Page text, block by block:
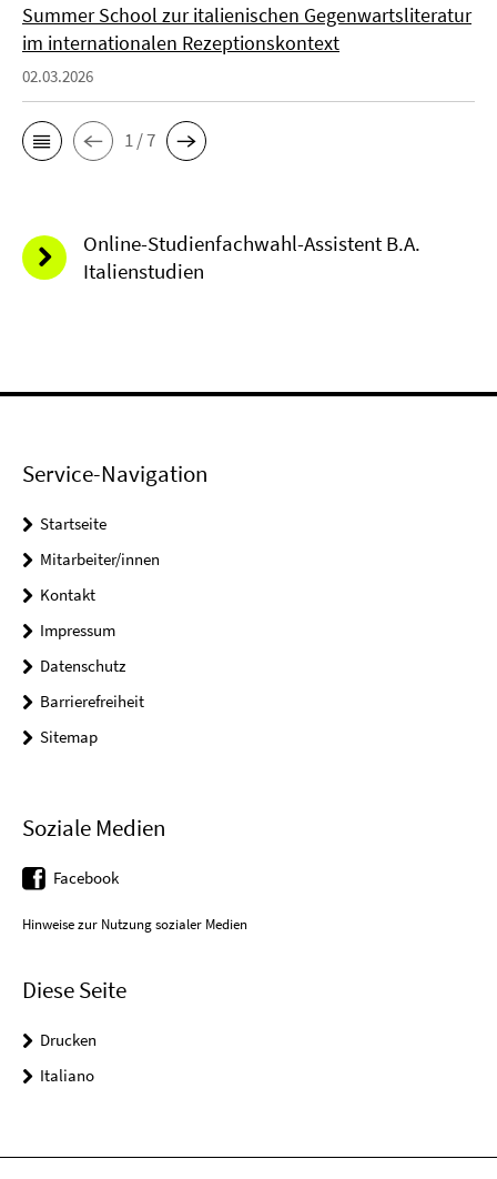
Summer School zur italienischen Gegenwartsliteratur
im internationalen Rezeptionskontext
02.03.2026
1 / 7
Online-Studienfachwahl-Assistent B.A.
Italienstudien
Service-Navigation
Startseite
Mitarbeiter/innen
Kontakt
Impressum
Datenschutz
Barrierefreiheit
Sitemap
Soziale Medien
Facebook
Hinweise zur Nutzung sozialer Medien
Diese Seite
Drucken
Italiano